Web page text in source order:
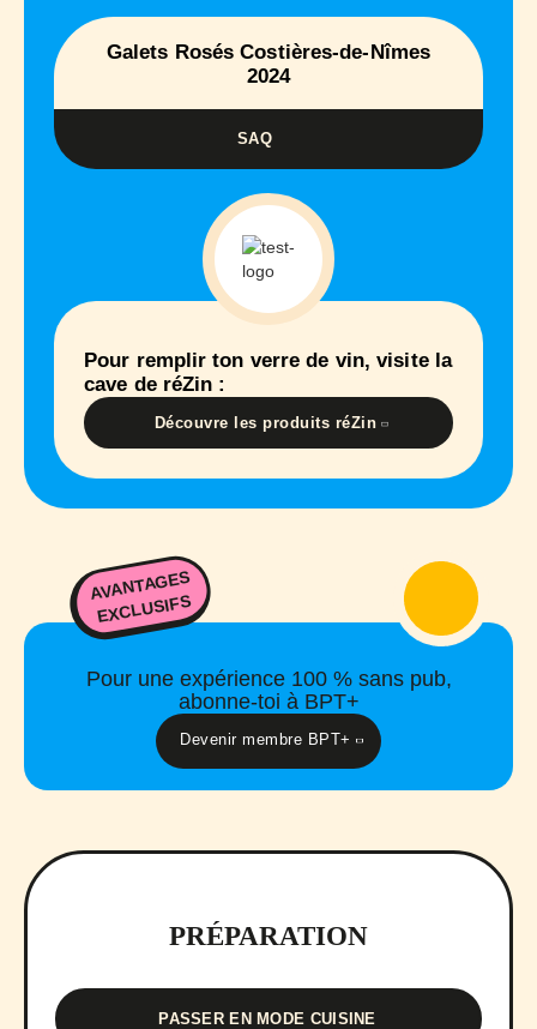
Galets Rosés Costières-de-Nîmes
2024
SAQ
Pour remplir ton verre de vin, visite la
cave de réZin :
Découvre les produits réZin
AVANTAGES
EXCLUSIFS
Pour une expérience 100 % sans pub,
abonne-toi à BPT+
Devenir membre BPT+
PRÉPARATION
PASSER EN MODE CUISINE